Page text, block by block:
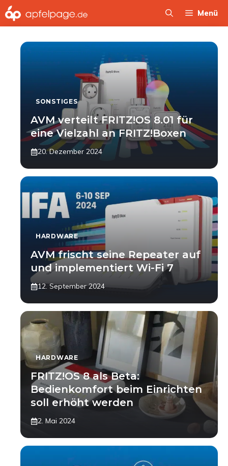
Zum
Inhalt
Menü
SONSTIGES
AVM verteilt FRITZ!OS 8.01 für
eine Vielzahl an FRITZ!Boxen
20. Dezember 2024
HARDWARE
AVM frischt seine Repeater auf
und implementiert Wi-Fi 7
12. September 2024
HARDWARE
FRITZ!OS 8 als Beta:
Bedienkomfort beim Einrichten
soll erhöht werden
2. Mai 2024